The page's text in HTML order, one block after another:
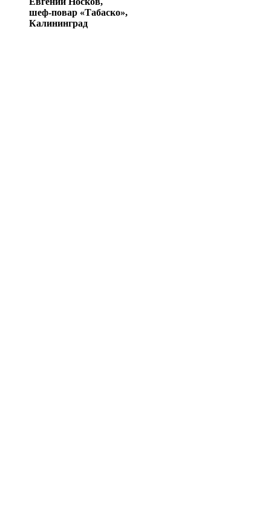
шеф-повар «Табаско»,
Калининград